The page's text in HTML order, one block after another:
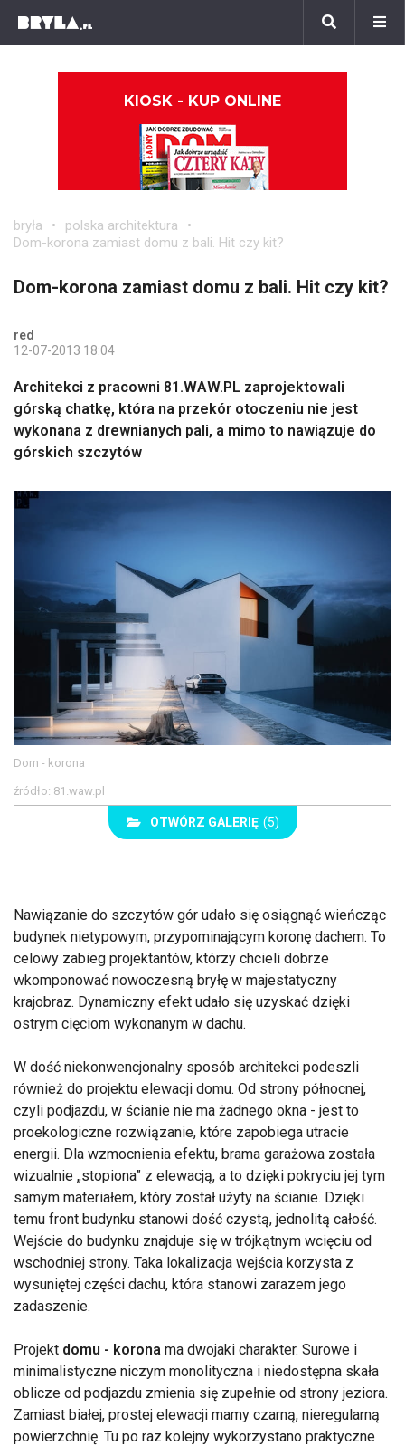
KIOSK - KUP ONLINE
bryła
polska architektura
Dom-korona zamiast domu z bali. Hit czy kit?
Dom-korona zamiast domu z bali. Hit czy kit?
red
12-07-2013 18:04
Architekci z pracowni 81.WAW.PL zaprojektowali
górską chatkę, która na przekór otoczeniu nie jest
wykonana z drewnianych pali, a mimo to nawiązuje do
górskich szczytów
Dom - korona
źródło: 81.waw.pl
OTWÓRZ GALERIĘ (5)
Nawiązanie do szczytów gór udało się osiągnąć wieńcząc
budynek nietypowym, przypominającym koronę dachem. To
celowy zabieg projektantów, którzy chcieli dobrze
wkomponować nowoczesną bryłę w majestatyczny
krajobraz. Dynamiczny efekt udało się uzyskać dzięki
ostrym cięciom wykonanym w dachu.
W dość niekonwencjonalny sposób architekci podeszli
również do projektu elewacji domu. Od strony północnej,
czyli podjazdu, w ścianie nie ma żadnego okna - jest to
proekologiczne rozwiązanie, które zapobiega utracie
energii. Dla wzmocnienia efektu, brama garażowa została
wizualnie „stopiona” z elewacją, a to dzięki pokryciu jej tym
samym materiałem, który został użyty na ścianie. Dzięki
temu front budynku stanowi dość czystą, jednolitą całość.
Wejście do budynku znajduje się w trójkątnym wcięciu od
wschodniej strony. Taka lokalizacja wejścia korzysta z
wysuniętej części dachu, która stanowi zarazem jego
zadaszenie.
Projekt domu - korona ma dwojaki charakter. Surowe i
minimalistyczne niczym monolityczna i niedostępna skała
oblicze od podjazdu zmienia się zupełnie od strony jeziora.
Zamiast białej, prostej elewacji mamy czarną, nieregularną
powierzchnię. Tu po raz kolejny wykorzystano praktyczne